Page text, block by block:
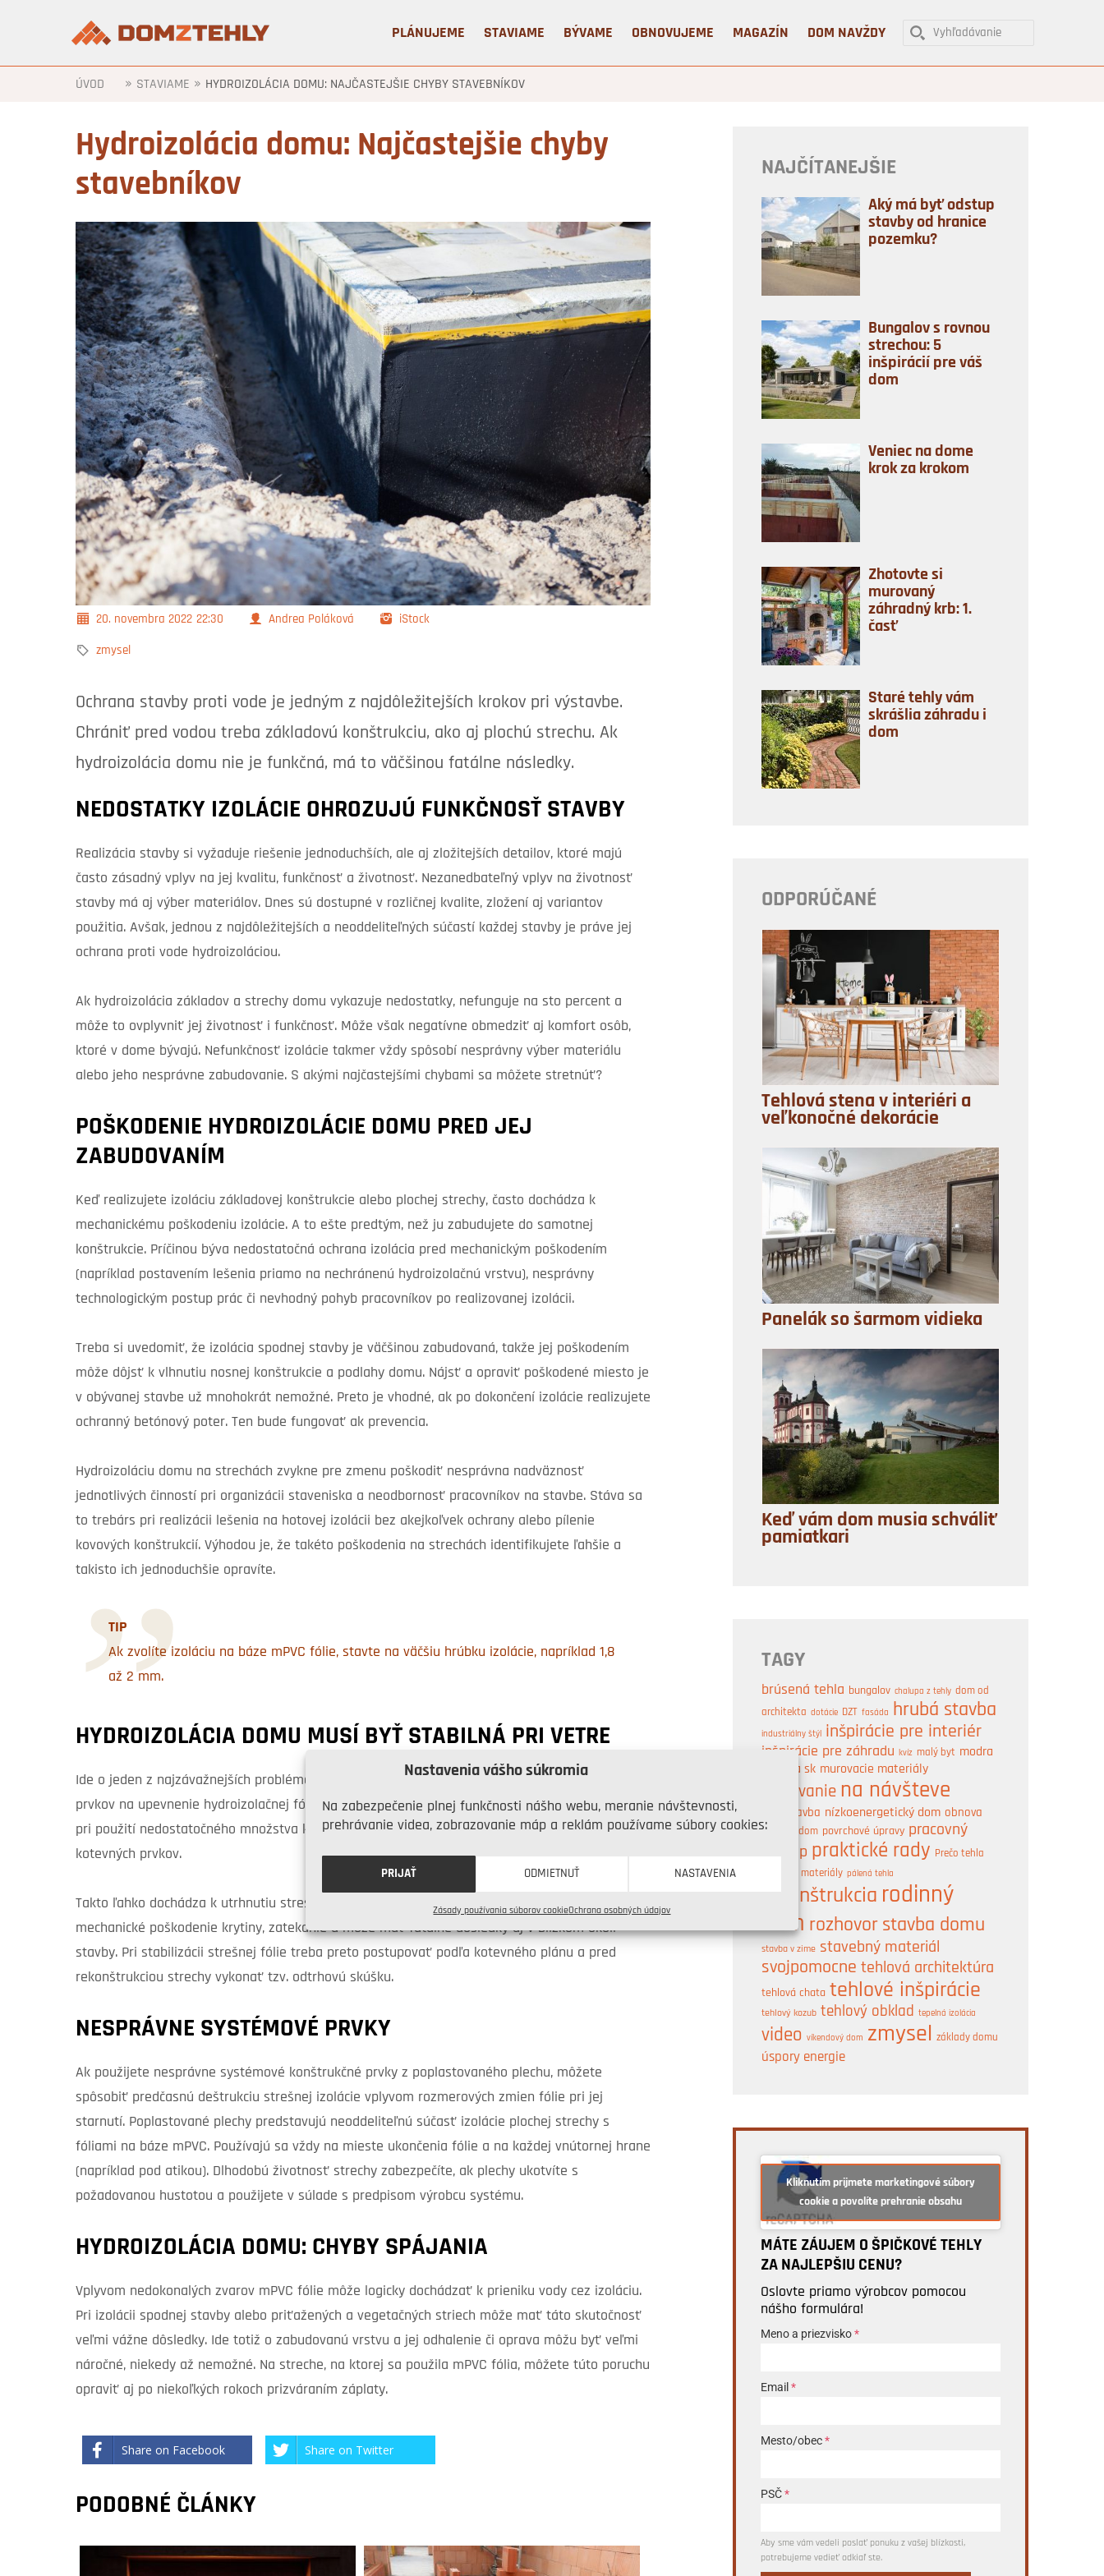
Nastavenia vášho súkromia
Na zabezpečenie plnej funkčnosti nášho webu, meranie návštevnosti,
prehrávanie videa, zobrazovanie máp a reklám používame súbory cookies:
PRIJAŤ ODMIETNUŤ NASTAVENIA
Zásady používania súborov cookieOchrana osobných údajov
PLÁNUJEME STAVIAME BÝVAME OBNOVUJEME MAGAZÍN DOM NAVŽDY
ÚVOD » STAVIAME » HYDROIZOLÁCIA DOMU: NAJČASTEJŠIE CHYBY STAVEBNÍKOV
Hydroizolácia domu: Najčastejšie chyby
stavebníkov
20. novembra 2022 22:30 Andrea Poláková iStock
zmysel
Ochrana stavby proti vode je jedným z najdôležitejších krokov pri výstavbe.
Chrániť pred vodou treba základovú konštrukciu, ako aj plochú strechu. Ak
hydroizolácia domu nie je funkčná, má to väčšinou fatálne následky.
NEDOSTATKY IZOLÁCIE OHROZUJÚ FUNKČNOSŤ STAVBY
Realizácia stavby si vyžaduje riešenie jednoduchších, ale aj zložitejších detailov, ktoré majú
často zásadný vplyv na jej kvalitu, funkčnosť a životnosť. Nezanedbateľný vplyv na životnosť
stavby má aj výber materiálov. Dnes sú dostupné v rozličnej kvalite, zložení aj variantov
použitia. Avšak, jednou z najdôležitejších a neoddeliteľných súčastí každej stavby je práve jej
ochrana proti vode hydroizoláciou.
Ak hydroizolácia základov a strechy domu vykazuje nedostatky, nefunguje na sto percent a
môže to ovplyvniť jej životnosť i funkčnosť. Môže však negatívne obmedziť aj komfort osôb,
ktoré v dome bývajú. Nefunkčnosť izolácie takmer vždy spôsobí nesprávny výber materiálu
alebo jeho nesprávne zabudovanie. S akými najčastejšími chybami sa môžete stretnúť?
POŠKODENIE HYDROIZOLÁCIE DOMU PRED JEJ
ZABUDOVANÍM
Keď realizujete izoláciu základovej konštrukcie alebo plochej strechy, často dochádza k
mechanickému poškodeniu izolácie. A to ešte predtým, než ju zabudujete do samotnej
konštrukcie. Príčinou býva nedostatočná ochrana izolácia pred mechanickým poškodením
(napríklad postavením lešenia priamo na nechránenú hydroizolačnú vrstvu), nesprávny
technologickým postup prác či nevhodný pohyb pracovníkov po realizovanej izolácii.
Treba si uvedomiť, že izolácia spodnej stavby je väčšinou zabudovaná, takže jej poškodením
môže dôjsť k vlhnutiu nosnej konštrukcie a podlahy domu. Nájsť a opraviť poškodené miesto je
v obývanej stavbe už mnohokrát nemožné. Preto je vhodné, ak po dokončení izolácie realizujete
ochranný betónový poter. Ten bude fungovať ak prevencia.
Hydroizoláciu domu na strechách zvykne pre zmenu poškodiť nesprávna nadväznosť
jednotlivých činností pri organizácii staveniska a neodbornosť pracovníkov na stavbe. Stáva sa
to trebárs pri realizácii lešenia na hotovej izolácii bez akejkoľvek ochrany alebo pílenie
kovových konštrukcií. Výhodou je, že takéto poškodenia na strechách identifikujete ľahšie a
takisto ich jednoduchšie opravíte.
TIP
Ak zvolíte izoláciu na báze mPVC fólie, stavte na väčšiu hrúbku izolácie, napríklad 1,8
až 2 mm.
HYDROIZOLÁCIA DOMU MUSÍ BYŤ STABILNÁ PRI VETRE
Ide o jeden z najzávažnejších problémov a zväčša je príčina v nesprávnom použití kotevných
prvkov na upevnenie hydroizolačnej fólie na podklad. Stabilizácia býva narušená predovšetkým
pri použití nedostatočného množstva kotevných prvkov, prípadne ak zvolíte nevhodný typ
kotevných prvkov.
Takto ľahko dochádza k utrhnutiu strešnej fólie z celej strechy alebo jej časti. To spôsobuje
mechanické poškodenie krytiny, zatekanie a môže mať fatálne dôsledky aj v blízkom okolí
stavby. Pri stabilizácii strešnej fólie treba preto postupovať podľa kotevného plánu a pred
rekonštrukciou strechy vykonať tzv. odtrhovú skúšku.
NESPRÁVNE SYSTÉMOVÉ PRVKY
Ak použijete nesprávne systémové konštrukčné prvky z poplastovaného plechu, môžete
spôsobiť predčasnú deštrukciu strešnej izolácie vplyvom rozmerových zmien fólie pri jej
starnutí. Poplastované plechy predstavujú neoddeliteľnú súčasť izolácie plochej strechy s
fóliami na báze mPVC. Používajú sa vždy na mieste ukončenia fólie a na každej vnútornej hrane
(napríklad pod atikou). Dlhodobú životnosť strechy zabezpečíte, ak plechy ukotvíte s
požadovanou hustotou a použijete v súlade s predpisom výrobcu systému.
HYDROIZOLÁCIA DOMU: CHYBY SPÁJANIA
Vplyvom nedokonalých zvarov mPVC fólie môže logicky dochádzať k prieniku vody cez izoláciu.
Pri izolácii spodnej stavby alebo priťažených a vegetačných striech môže mať táto skutočnosť
veľmi vážne dôsledky. Ide totiž o zabudovanú vrstvu a jej odhalenie či oprava môžu byť veľmi
náročné, niekedy až nemožné. Na streche, na ktorej sa použila mPVC fólia, môžete túto poruchu
opraviť aj po niekoľkých rokoch prizváraním záplaty.
Share on Facebook Share on Twitter
PODOBNÉ ČLÁNKY
NAJČÍTANEJŠIE
Aký má byť odstup
stavby od hranice
pozemku?
Bungalov s rovnou
strechou: 5
inšpirácií pre váš
dom
Veniec na dome
krok za krokom
Zhotovte si
murovaný
záhradný krb: 1.
časť
Staré tehly vám
skrášlia záhradu i
dom
ODPORÚČANÉ
Tehlová stena v interiéri a
veľkonočné dekorácie
Panelák so šarmom vidieka
Keď vám dom musia schváliť
pamiatkari
TAGY
brúsená tehla bungalov chalupa z tehly dom od
architekta dotácie DZT fasáda hrubá stavba
industriálny štýl inšpirácie pre interiér
inšpirácie pre záhradu kvíz malý byt modra
strecha sk murovacie materiály
murovanie na návšteve
novostavba nízkoenergetický dom obnova
pasívny dom povrchové úpravy pracovný
postup praktické rady Prečo tehla
prírodné materiály pálená tehla
rekonštrukcia rodinný
dom rozhovor stavba domu
stavba v zime stavebný materiál
svojpomocne tehlová architektúra
tehlová chata tehlové inšpirácie
tehlový kozub tehlový obklad tepelná izolácia
video víkendový dom zmysel základy domu
úspory energie
Kliknutím prijmete marketingové súbory
cookie a povolíte prehranie obsahu
MÁTE ZÁUJEM O ŠPIČKOVÉ TEHLY
ZA NAJLEPŠIU CENU?
Oslovte priamo výrobcov pomocou
nášho formulára!
Meno a priezvisko*
Email *
Mesto/obec*
PSČ*
Aby sme vám vedeli poslať ponuku z vašej blízkosti,
potrebujeme vedieť odkiaľ ste.